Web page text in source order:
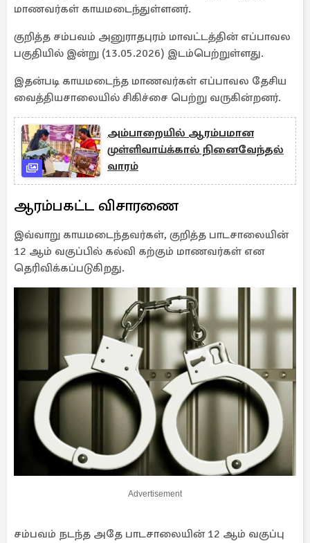
மாணவர்கள் காயமடைந்துள்ளனர்.
குறித்த சம்பவம் அனுராதபுரம் மாவட்டத்தின் எப்பாவல
பகுதியில் இன்று (13.05.2026) இடம்பெற்றுள்ளது.
இதன்படி காயமடைந்த மாணவர்கள் எப்பாவல தேசிய
வைத்தியசாலையில் சிகிச்சை பெற்று வருகின்றனர்.
அம்பாறையில் ஆரம்பமான
முள்ளிவாய்க்கால் நினைவேந்தல்
வாரம்
ஆரம்பகட்ட விசாரணை
இவ்வாறு காயமடைந்தவர்கள், குறித்த பாடசாலையின்
12 ஆம் வகுப்பில் கல்வி கற்கும் மாணவர்கள் என
தெரிவிக்கப்படுகிறது.
Advertisement
சம்பவம் நடந்த அதே பாடசாலையின் 12 ஆம் வகுப்பு